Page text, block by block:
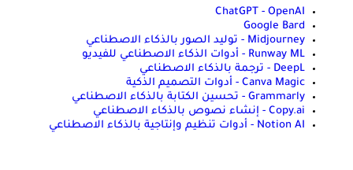
ChatGPT - OpenAI
Google Bard
Midjourney - توليد الصور بالذكاء الاصطناعي
Runway ML - أدوات الذكاء الاصطناعي للفيديو
DeepL - ترجمة بالذكاء الاصطناعي
Canva Magic - أدوات التصميم الذكية
Grammarly - تحسين الكتابة بالذكاء الاصطناعي
Copy.ai - إنشاء نصوص بالذكاء الاصطناعي
Notion AI - أدوات تنظيم وإنتاجية بالذكاء الاصطناعي